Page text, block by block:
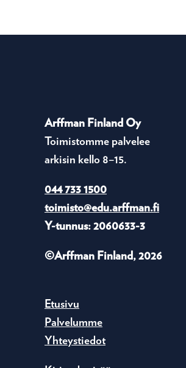
Arffman Finland Oy
Toimistomme palvelee
arkisin kello 8–15.
044 733 1500
toimisto@edu.arffman.fi
Y-tunnus: 2060633-3
©Arffman Finland, 2026
Etusivu
Palvelumme
Yhteystiedot